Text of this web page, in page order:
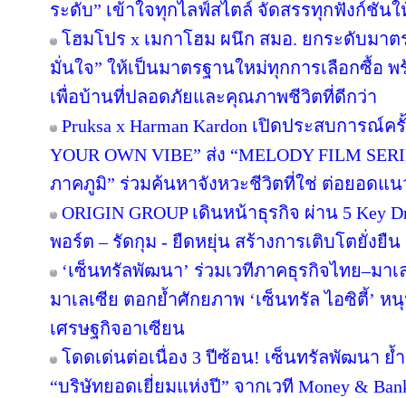
ระดับ” เข้าใจทุกไลฟ์สไตล์ จัดสรรทุกฟังก์ชัน
โฮมโปร x เมกาโฮม ผนึก สมอ. ยกระดับมา
มั่นใจ” ให้เป็นมาตรฐานใหม่ทุกการเลือกซื้อ
เพื่อบ้านที่ปลอดภัยและคุณภาพชีวิตที่ดีกว่า
Pruksa x Harman Kardon เปิดประสบการณ์
YOUR OWN VIBE” ส่ง “MELODY FILM
ภาคภูมิ” ร่วมค้นหาจังหวะชีวิตที่ใช่ ต่อยอดแน
ORIGIN GROUP เดินหน้าธุรกิจ ผ่าน 5 Key
พอร์ต – รัดกุม - ยืดหยุ่น สร้างการเติบโตยั่งยื
‘เซ็นทรัลพัฒนา’ ร่วมเวทีภาคธุรกิจไทย–มา
มาเลเซีย ตอกย้ำศักยภาพ ‘เซ็นทรัล ไอซิตี้’
เศรษฐกิจอาเซียน
โดดเด่นต่อเนื่อง 3 ปีซ้อน! เซ็นทรัลพัฒนา ย้ำ
“บริษัทยอดเยี่ยมแห่งปี” จากเวที Money &